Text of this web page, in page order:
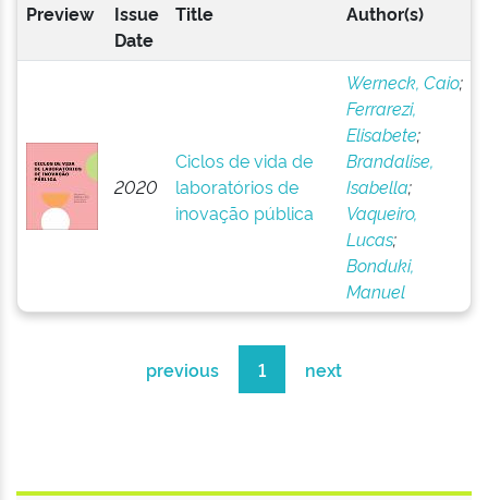
Preview
Issue
Date
Title Author(s)
2020
Ciclos de vida de
laboratórios de
inovação pública
Werneck, Caio;
Ferrarezi,
Elisabete;
Brandalise,
Isabella;
Vaqueiro,
Lucas;
Bonduki,
Manuel
previous 1 next